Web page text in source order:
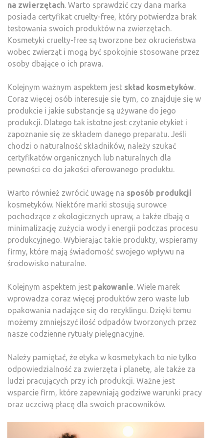
na zwierzętach. Warto sprawdzić czy dana marka
posiada certyfikat cruelty-free, który potwierdza brak
testowania swoich produktów na zwierzętach.
Kosmetyki cruelty-free są tworzone bez okrucieństwa
wobec zwierząt i mogą być spokojnie stosowane przez
osoby dbające o ich prawa.
Kolejnym ważnym aspektem jest skład kosmetyków.
Coraz więcej osób interesuje się tym, co znajduje się w
produkcie i jakie substancje są używane do jego
produkcji. Dlatego tak istotne jest czytanie etykiet i
zapoznanie się ze składem danego preparatu. Jeśli
chodzi o naturalność składników, należy szukać
certyfikatów organicznych lub naturalnych dla
pewności co do jakości oferowanego produktu.
Warto również zwrócić uwagę na sposób produkcji
kosmetyków. Niektóre marki stosują surowce
pochodzące z ekologicznych upraw, a także dbają o
minimalizację zużycia wody i energii podczas procesu
produkcyjnego. Wybierając takie produkty, wspieramy
firmy, które mają świadomość swojego wpływu na
środowisko naturalne.
Kolejnym aspektem jest pakowanie. Wiele marek
wprowadza coraz więcej produktów zero waste lub
opakowania nadające się do recyklingu. Dzięki temu
możemy zmniejszyć ilość odpadów tworzonych przez
nasze codzienne rytuały pielęgnacyjne.
Należy pamiętać, że etyka w kosmetykach to nie tylko
odpowiedzialność za zwierzęta i planetę, ale także za
ludzi pracujących przy ich produkcji. Ważne jest
wsparcie firm, które zapewniają godziwe warunki pracy
oraz uczciwą płacę dla swoich pracowników.